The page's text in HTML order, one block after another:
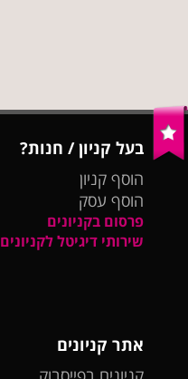
בעל קניון / חנות?
הוסף קניון
הוסף עסק
פרסום בקניונים
שירותי דיגיטל לקניונים
אתר קניונים